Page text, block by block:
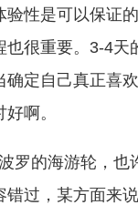
性是可以保证
很重要。3-4天
定自己真正喜
啊。
罗的海游轮，也
过，某方面来